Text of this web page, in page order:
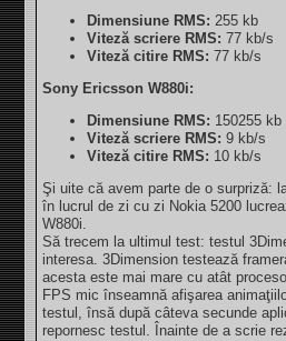
Dimensiune RMS: 255 kb
Viteză scriere RMS:77 kb/s
Viteză citire RMS: 77 kb/s
Sony Ericsson W880i:
Dimensiune RMS: 150255 kb
Viteză scriere RMS:9 kb/s
Viteză citire RMS: 10 kb/s
Şi uite că avem parte de o surpriză:
în lucrul de zi cu zi Nokia 5200
W880i.
Să trecem la ultimul test: testul
interesa. 3Dimension testează
acesta este mai mare cu atât
FPS mic înseamnă afişarea
testul, însă după câteva secunde
repornesc testul. Înainte de a scrie